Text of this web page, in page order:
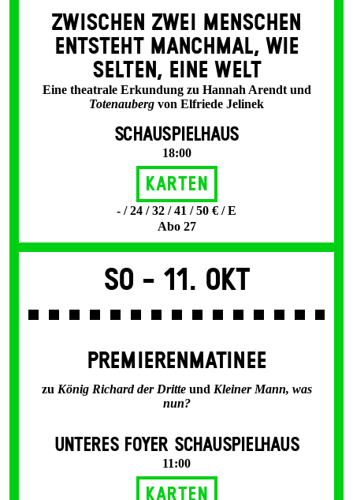
ZWISCHEN ZWEI MENSCHEN
ENT­STEHT MANCH­MAL, WIE
SELTEN, EINE WELT
Eine theatrale Erkundung zu Hannah Arendt und
Totenauberg von Elfriede Jelinek
SCHAUSPIELHAUS
18:00
Karten
- / 24 / 32 / 41 / 50 € / E
Abo 27
So - 11. Okt
PREMIERENMATINEE
zu König Richard der Dritte und Kleiner Mann, was
nun?
UNTERES FOYER SCHAUSPIELHAUS
11:00
Karten